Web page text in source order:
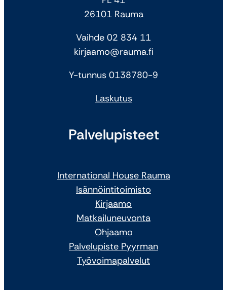
26101 Rauma
Vaihde 02 834 11
kirjaamo@rauma.fi
Y-tunnus 0138780-9
Laskutus
Palvelupisteet
International House Rauma
Isännöintitoimisto
Kirjaamo
Matkailuneuvonta
Ohjaamo
Palvelupiste Pyyrman
Työvoimapalvelut